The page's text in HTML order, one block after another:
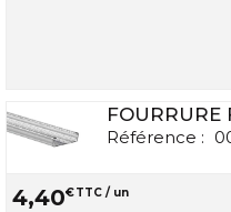
FOURRURE
Référence :
4,40€TTC / un